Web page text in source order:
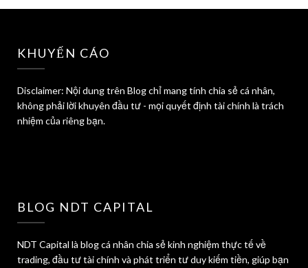
KHUYẾN CÁO
Disclaimer: Nội dung trên Blog chỉ mang tính chia sẻ cá nhân,
không phải lời khuyên đầu tư - mọi quyết định tài chính là trách
nhiệm của riêng bạn.
BLOG NDT CAPITAL
NDT Capital là blog cá nhân chia sẻ kinh nghiệm thực tế về
trading, đầu tư tài chính và phát triển tư duy kiếm tiền, giúp bạn